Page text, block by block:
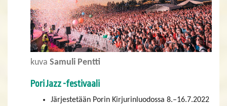
kuva Samuli Pentti
Pori Jazz -festivaali
Järjestetään Porin Kirjurinluodossa 8.–16.7.2022